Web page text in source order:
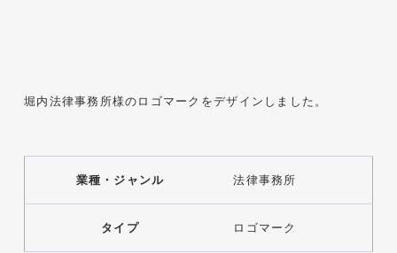
コーポレートサイト
#HTML/CSSコーディング
#レスポンシブWebデザイン
堀内法律事務所様のロゴマークをデザインしました。
業種・ジャンル 法律事務所
タイプ ロゴマーク